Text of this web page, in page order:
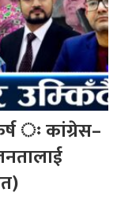
ः कांग्रेस–